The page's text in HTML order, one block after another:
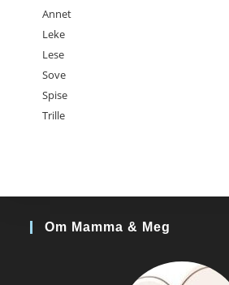
Annet
Leke
Lese
Sove
Spise
Trille
Om Mamma & Meg